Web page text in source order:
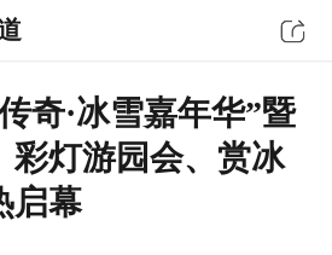
奇·冰雪嘉年华”暨
彩灯游园会、赏冰
启幕